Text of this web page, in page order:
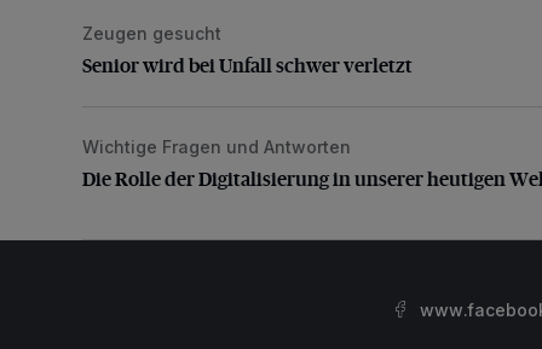
Senior wird bei Unfall schwer verletzt
Zeugen gesucht
Senior wird bei Unfall schwer verletzt
Die Rolle der Digitalisierung in unserer heutigen Welt
Wichtige Fragen und Antworten
Die Rolle der Digitalisierung in unserer heutigen